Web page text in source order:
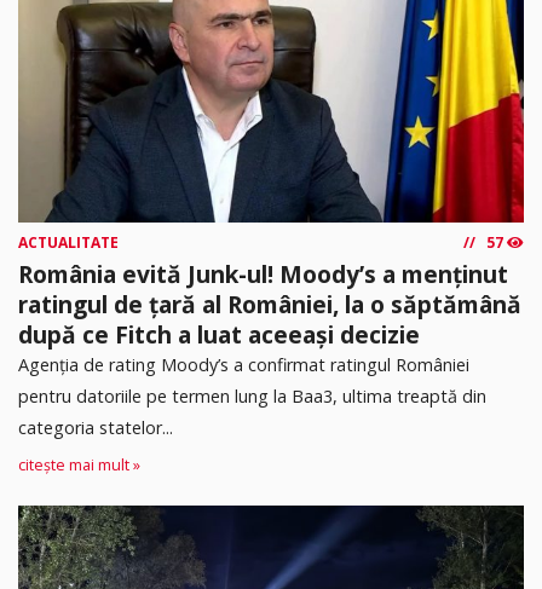
ACTUALITATE 57
România evită Junk-ul! Moody’s a menținut
ratingul de țară al României, la o săptămână
după ce Fitch a luat aceeași decizie
Agenția de rating Moody’s a confirmat ratingul României
pentru datoriile pe termen lung la Baa3, ultima treaptă din
categoria statelor...
citește mai mult »